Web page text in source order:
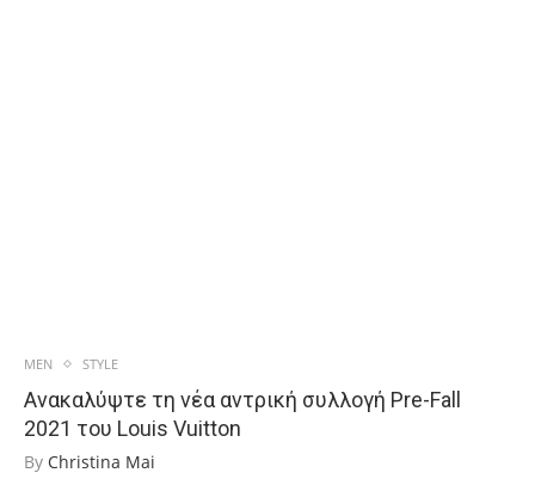
MEN STYLE
Ανακαλύψτε τη νέα αντρική συλλογή Pre-Fall
2021 του Louis Vuitton
By Christina Mai